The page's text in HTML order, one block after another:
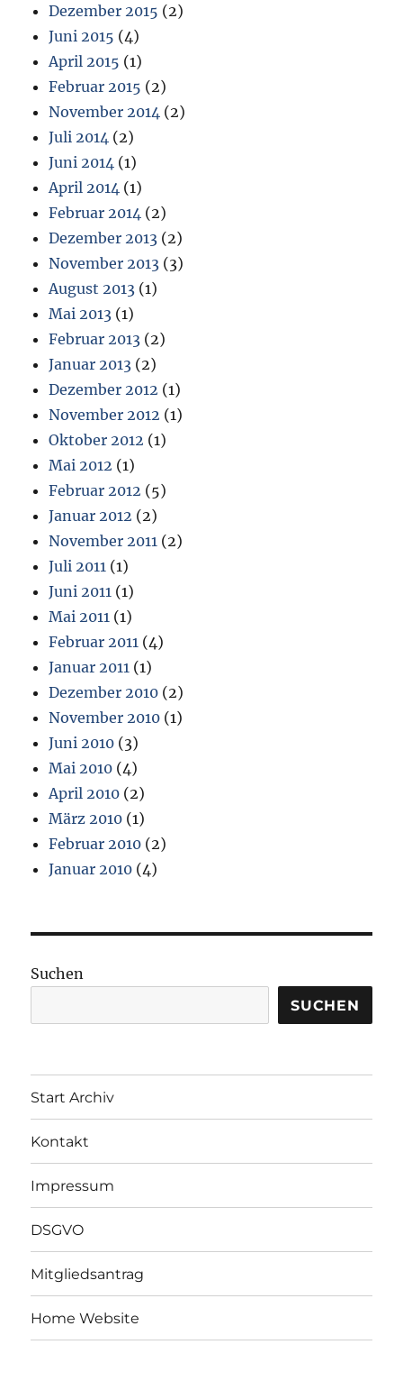
Dezember 2015 (2)
Juni 2015 (4)
April 2015 (1)
Februar 2015 (2)
November 2014 (2)
Juli 2014 (2)
Juni 2014 (1)
April 2014 (1)
Februar 2014 (2)
Dezember 2013 (2)
November 2013 (3)
August 2013 (1)
Mai 2013 (1)
Februar 2013 (2)
Januar 2013 (2)
Dezember 2012 (1)
November 2012 (1)
Oktober 2012 (1)
Mai 2012 (1)
Februar 2012 (5)
Januar 2012 (2)
November 2011 (2)
Juli 2011 (1)
Juni 2011 (1)
Mai 2011 (1)
Februar 2011 (4)
Januar 2011 (1)
Dezember 2010 (2)
November 2010 (1)
Juni 2010 (3)
Mai 2010 (4)
April 2010 (2)
März 2010 (1)
Februar 2010 (2)
Januar 2010 (4)
Suchen
SUCHEN
Start Archiv
Kontakt
Impressum
DSGVO
Mitgliedsantrag
Home Website